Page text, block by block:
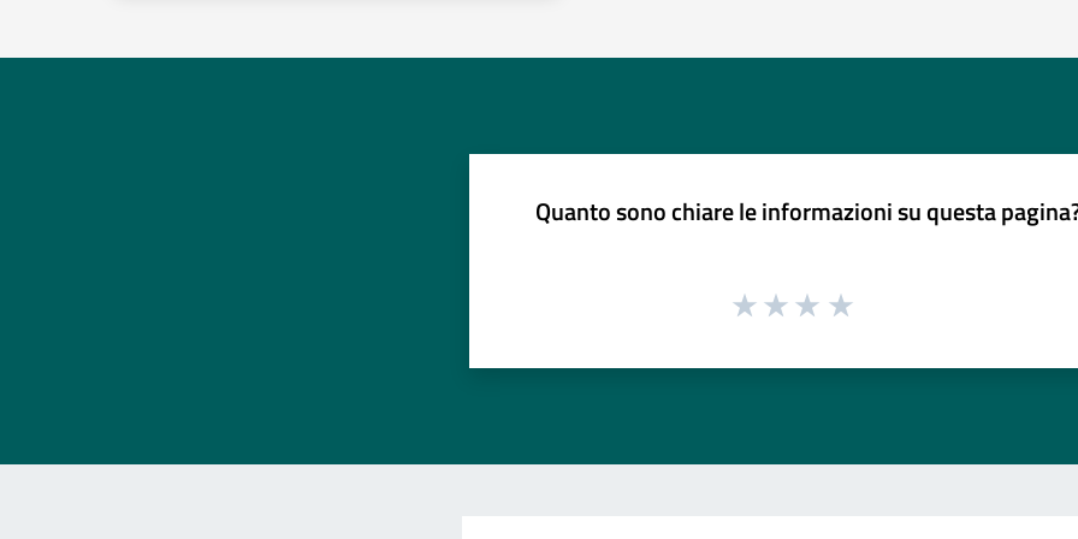
Quanto sono chiare le informazioni su questa